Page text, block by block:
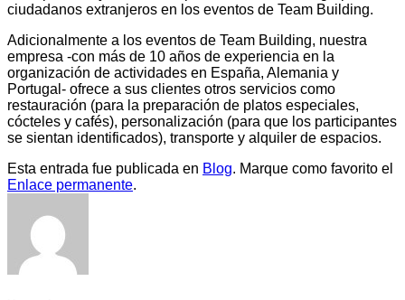
ciudadanos extranjeros en los eventos de Team Building.
Adicionalmente a los eventos de Team Building, nuestra
empresa -con más de 10 años de experiencia en la
organización de actividades en España, Alemania y
Portugal- ofrece a sus clientes otros servicios como
restauración (para la preparación de platos especiales,
cócteles y cafés), personalización (para que los participantes
se sientan identificados), transporte y alquiler de espacios.
Esta entrada fue publicada en Blog. Marque como favorito el
Enlace permanente.